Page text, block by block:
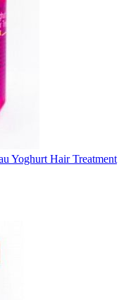
Yoghurt Hair Treatment